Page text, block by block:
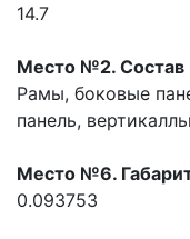
14.7
Место №2. Состав
Рамы, боковые
панель,
Место №6.
0.093753